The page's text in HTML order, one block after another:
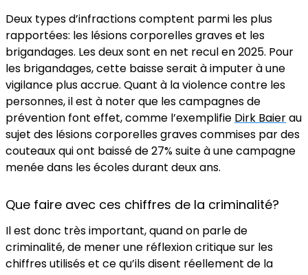
Deux types d’infractions comptent parmi les plus
rapportées: les lésions corporelles graves et les
brigandages. Les deux sont en net recul en 2025. Pour
les brigandages, cette baisse serait à imputer à une
vigilance plus accrue. Quant à la violence contre les
personnes, il est à noter que les campagnes de
prévention font effet, comme l’exemplifie Dirk Baierau
sujet des lésions corporelles graves commises par des
couteaux qui ont baissé de 27% suite à une campagne
menée dans les écoles durant deux ans.
Que faire avec ces chiffres de la criminalité?
Il est donc très important, quand on parle de
criminalité, de mener une réflexion critique sur les
chiffres utilisés et ce qu’ils disent réellement de la